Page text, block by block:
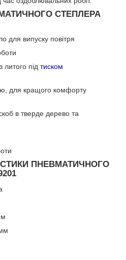
СТЕПЛЕРА
для випуску повітря
литого під тиском
для кращого комфорту
в тверде дерево та
ПНЕВМАТИЧНОГО